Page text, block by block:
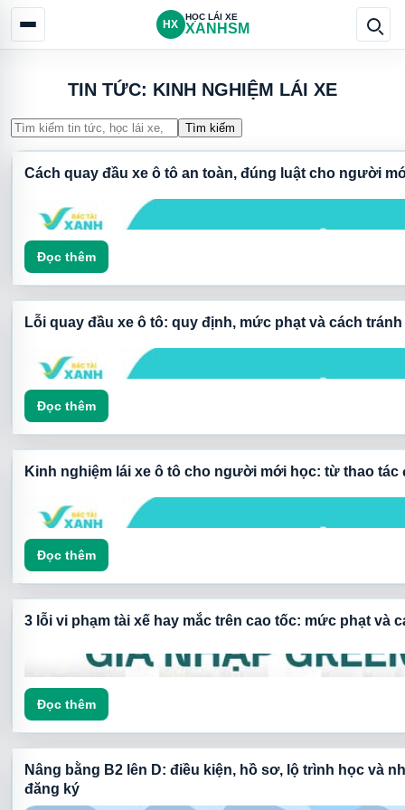
HX
HỌC LÁI XE
XANHSM
TIN TỨC: KINH NGHIỆM LÁI XE
Tìm kiếm
Cách quay đầu xe ô tô an toàn, đúng luật cho người
Đọc thêm
Lỗi quay đầu xe ô tô: quy định, mức phạt và cách
Đọc thêm
Kinh nghiệm lái xe ô tô cho người mới học: từ thao
Đọc thêm
3 lỗi vi phạm tài xế hay mắc trên cao tốc: mức phạt và
Đọc thêm
Nâng bằng B2 lên D: điều kiện, hồ sơ, lộ trình học và
đăng ký